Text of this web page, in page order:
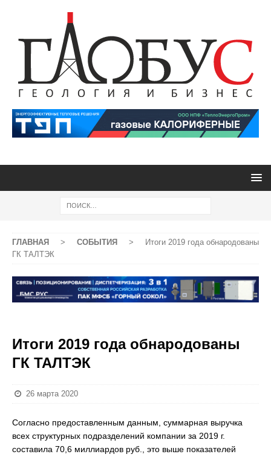
ГЛАВНАЯ > СОБЫТИЯ >
Итоги 2019 года обнародованы
ГК ТАЛТЭК
Итоги 2019 года обнародованы
ГК ТАЛТЭК
26 марта 2020
Согласно предоставленным данным, суммарная выручка
всех структурных подразделений компании за 2019 г.
составила 70,6 миллиардов руб., это выше показателей